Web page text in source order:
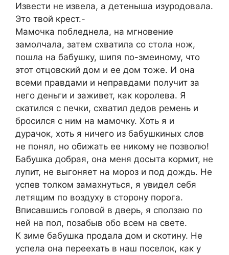
Извести не извела, а детеныша изуродовала.
Это твой крест.-
Мамочка побледнела, на мгновение
замолчала, затем схватила со стола нож,
пошла на бабушку, шипя по-змеиному, что
этот отцовский дом и ее дом тоже. И она
всеми правдами и неправдами получит за
него деньги и заживет, как королева. Я
скатился с печки, схватил дедов ремень и
бросился с ним на мамочку. Хоть я и
дурачок, хоть я ничего из бабушкиных слов
не понял, но обижать ее никому не позволю!
Бабушка добрая, она меня досыта кормит, не
лупит, не выгоняет на мороз и под дождь. Не
успев толком замахнуться, я увидел себя
летящим по воздуху в сторону порога.
Вписавшись головой в дверь, я сползаю по
ней на пол, позабыв обо всем на свете.
К зиме бабушка продала дом и скотину. Не
успела она переехать в наш поселок, как у